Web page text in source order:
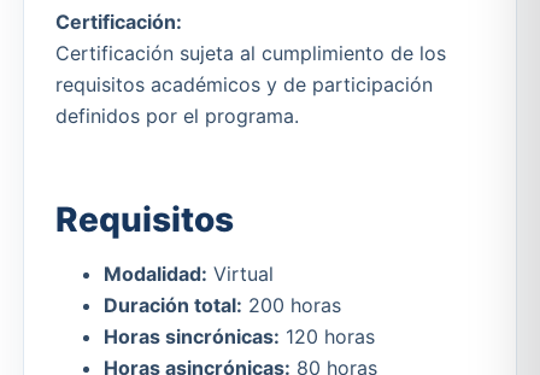
Certificación:
Certificación sujeta al cumplimiento de los
requisitos académicos y de participación
definidos por el programa.
Requisitos
Modalidad: Virtual
Duración total: 200 horas
Horas sincrónicas: 120 horas
Horas asincrónicas: 80 horas